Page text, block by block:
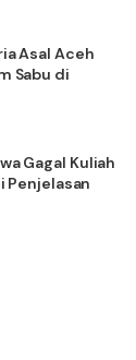
Asal Aceh
Sabu di
Gagal Kuliah
Penjelasan